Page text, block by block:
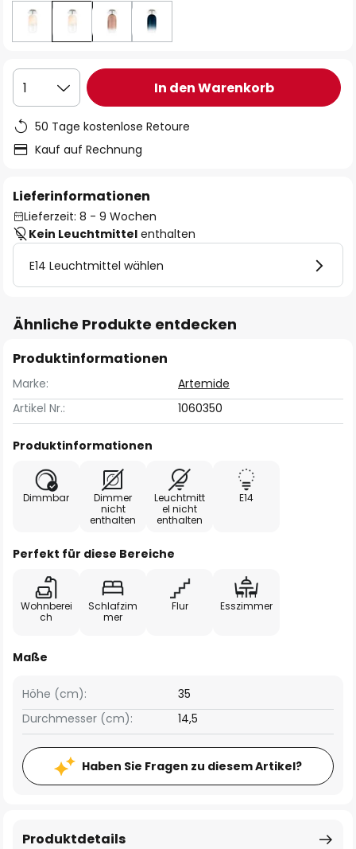
1 In den Warenkorb
50 Tage kostenlose Retoure
Kauf auf Rechnung
Lieferinformationen
Lieferzeit: 8 - 9 Wochen
Kein Leuchtmittel enthalten
E14 Leuchtmittel wählen
Ähnliche Produkte entdecken
Produktinformationen
Marke:
Artemide
Artikel Nr.:
1060350
Produktinformationen
Dimmbar
Dimmer
nicht
enthalten
Leuchtmitt
el nicht
enthalten
E14
Perfekt für diese Bereiche
Wohnberei
ch
Schlafzim
mer
Flur Esszimmer
Maße
Höhe (cm):
35
Durchmesser (cm):
14,5
Haben Sie Fragen zu diesem Artikel?
Produktdetails